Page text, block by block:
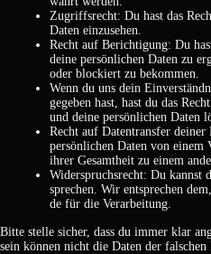
Zugriffs­recht: Du hast das
Daten ein­zu­se­hen.
Recht auf Berich­ti­gung: Du
dei­ne per­sön­li­chen Daten zu
oder blo­ckiert zu bekom­men.
Wenn du uns dein
gege­ben hast, hast du das
und dei­ne per­sön­li­chen Daten
Recht auf Daten­trans­fer dei­ner
per­sön­li­chen Daten von
ihrer Gesamt­heit zu einem
Wider­spruchs­recht: Du kannst
spre­chen. Wir ent­spre­chen
de für die Ver­ar­bei­tung.
Bit­te stel­le sicher, dass du immer klar
sein kön­nen nicht die Daten der fal­schen